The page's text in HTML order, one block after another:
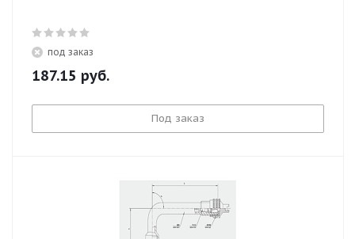
под заказ
187.15 руб.
Под заказ